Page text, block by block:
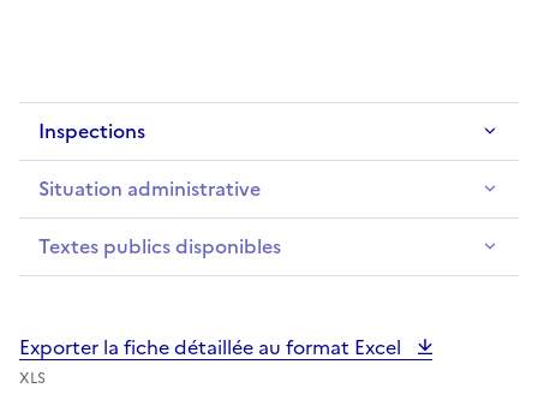
Inspections
Situation administrative
Textes publics disponibles
Exporter la fiche détaillée au format Excel
XLS